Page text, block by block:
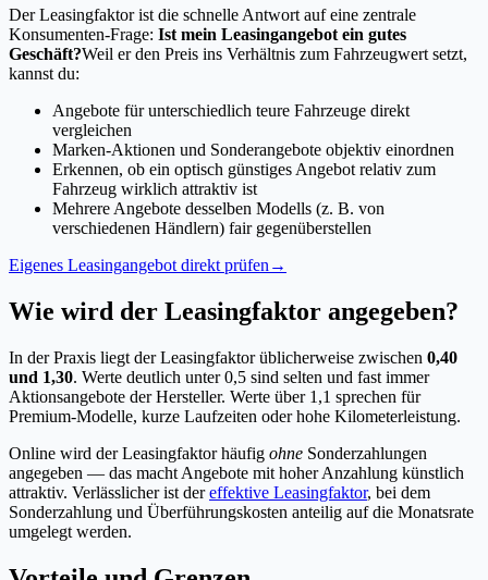
Der Leasingfaktor ist die schnelle Antwort auf eine zentrale
Konsumenten-Frage: Ist mein Leasingangebot ein gutes
Geschäft?Weil er den Preis ins Verhältnis zum Fahrzeugwert setzt,
kannst du:
Angebote für unterschiedlich teure Fahrzeuge direkt
vergleichen
Marken-Aktionen und Sonderangebote objektiv einordnen
Erkennen, ob ein optisch günstiges Angebot relativ zum
Fahrzeug wirklich attraktiv ist
Mehrere Angebote desselben Modells (z. B. von
verschiedenen Händlern) fair gegenüberstellen
Eigenes Leasingangebot direkt prüfen→
Wie wird der Leasingfaktor angegeben?
In der Praxis liegt der Leasingfaktor üblicherweise zwischen 0,40
und 1,30. Werte deutlich unter 0,5 sind selten und fast immer
Aktionsangebote der Hersteller. Werte über 1,1 sprechen für
Premium-Modelle, kurze Laufzeiten oder hohe Kilometerleistung.
Online wird der Leasingfaktor häufig ohne Sonderzahlungen
angegeben — das macht Angebote mit hoher Anzahlung künstlich
attraktiv. Verlässlicher ist dereffektive Leasingfaktor, bei dem
Sonderzahlung und Überführungskosten anteilig auf die Monatsrate
umgelegt werden.